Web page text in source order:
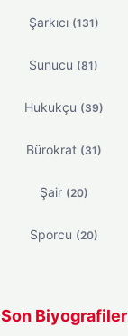
Şarkıcı (131)
Sunucu (81)
Hukukçu (39)
Bürokrat (31)
Şair (20)
Sporcu (20)
Son Biyografiler